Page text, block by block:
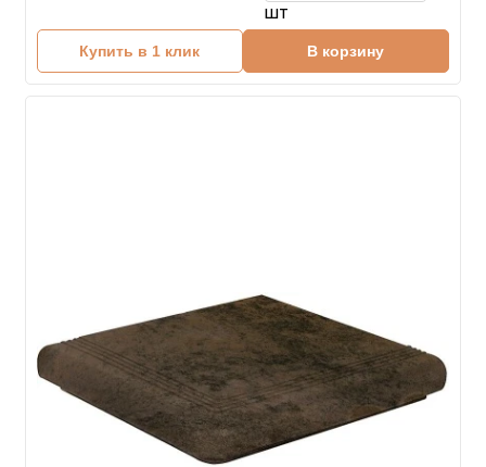
шт
Купить в 1 клик В корзину